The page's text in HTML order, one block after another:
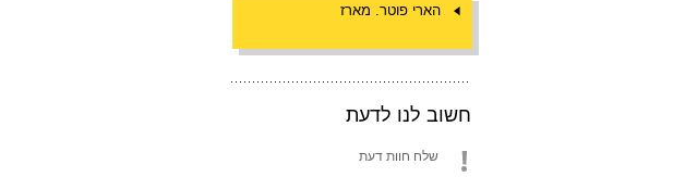
הארי פוטר. מארז
חשוב לנו לדעת
שלח חוות דעת